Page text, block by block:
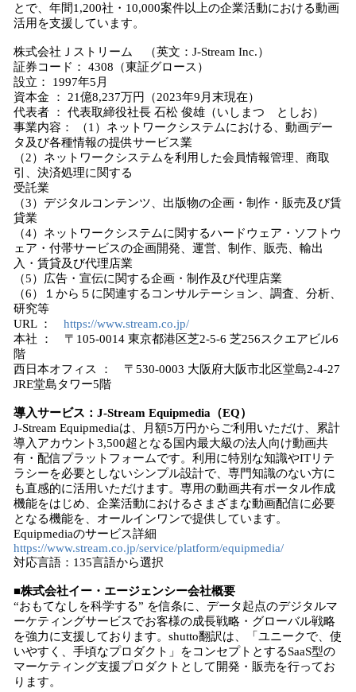
とで、年間1,200社・10,000案件以上の企業活動における動画
活用を支援しています。
株式会社Ｊストリーム （英文：J-Stream Inc.）
証券コード： 4308（東証グロース）
設立： 1997年5月
資本金 ： 21億8,237万円（2023年9月末現在）
代表者 ： 代表取締役社長 石松 俊雄（いしまつ としお）
事業内容： （1）ネットワークシステムにおける、動画デー
タ及び各種情報の提供サービス業
（2）ネットワークシステムを利用した会員情報管理、商取
引、決済処理に関する
受託業
（3）デジタルコンテンツ、出版物の企画・制作・販売及び賃
貸業
（4）ネットワークシステムに関するハードウェア・ソフトウ
ェア・付帯サービスの企画開発、運営、制作、販売、輸出
入・賃貸及び代理店業
（5）広告・宣伝に関する企画・制作及び代理店業
（6）１から５に関連するコンサルテーション、調査、分析、
研究等
URL ： https://www.stream.co.jp/
本社 ： 〒105-0014 東京都港区芝2-5-6 芝256スクエアビル6
階
西日本オフィス ： 〒530-0003 大阪府大阪市北区堂島2-4-27
JRE堂島タワー5階
導入サービス：J-Stream Equipmedia（EQ）
J-Stream Equipmediaは、月額5万円からご利用いただけ、累計
導入アカウント3,500超となる国内最大級の法人向け動画共
有・配信プラットフォームです。利用に特別な知識やITリテ
ラシーを必要としないシンプル設計で、専門知識のない方に
も直感的に活用いただけます。専用の動画共有ポータル作成
機能をはじめ、企業活動におけるさまざまな動画配信に必要
となる機能を、オールインワンで提供しています。
Equipmediaのサービス詳細
https://www.stream.co.jp/service/platform/equipmedia/
対応言語：135言語から選択
■株式会社イー・エージェンシー会社概要
“おもてなしを科学する” を信条に、データ起点のデジタルマ
ーケティングサービスでお客様の成長戦略・グローバル戦略
を強力に支援しております。shutto翻訳は、「ユニークで、使
いやすく、手頃なプロダクト」をコンセプトとするSaaS型の
マーケティング支援プロダクトとして開発・販売を行ってお
ります。